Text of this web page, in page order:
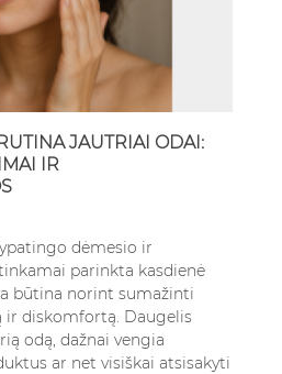
JAUTRIAI ODAI:
IR
dėmesio ir
parinkta kasdienė
būtina norint sumažinti
ir diskomfortą. Daugelis
odą, dažnai vengia
ar net visiškai atsisakyti